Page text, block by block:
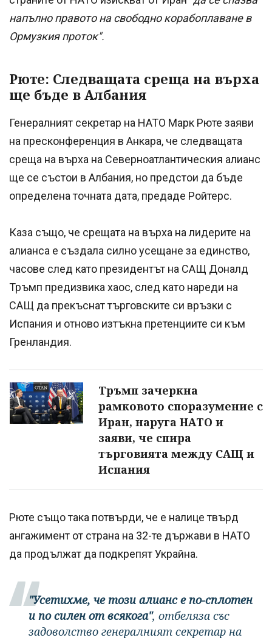
напълно правото на свободно корабоплаване в
Ормузкия проток".
Рюте: Следващата среща на върха
ще бъде в Албания
Генералният секретар на НАТО Марк Рюте заяви
на пресконференция в Анкара, че следващата
среща на върха на Северноатлантическия алианс
ще се състои в Албания, но предстои да бъде
определена точната дата, предаде Ройтерс.
Каза също, че срещата на върха на лидерите на
алианса е създала силно усещане за единство,
часове след като президентът на САЩ Доналд
Тръмп предизвика хаос, след като нареди на
САЩ да прекъснат търговските си връзки с
Испания и отново изтъкна претенциите си към
Гренландия.
Тръмп зачеркна
рамковото споразумение с
Иран, наруга НАТО и
заяви, че спира
търговията между САЩ и
Испания
Рюте също така потвърди, че е налице твърд
ангажимент от страна на 32-те държави в НАТО
да продължат да подкрепят Украйна.
"Усетихме, че този алианс е по-сплотен
и по силен от всякога", отбеляза със
задоволство генералният секретар на